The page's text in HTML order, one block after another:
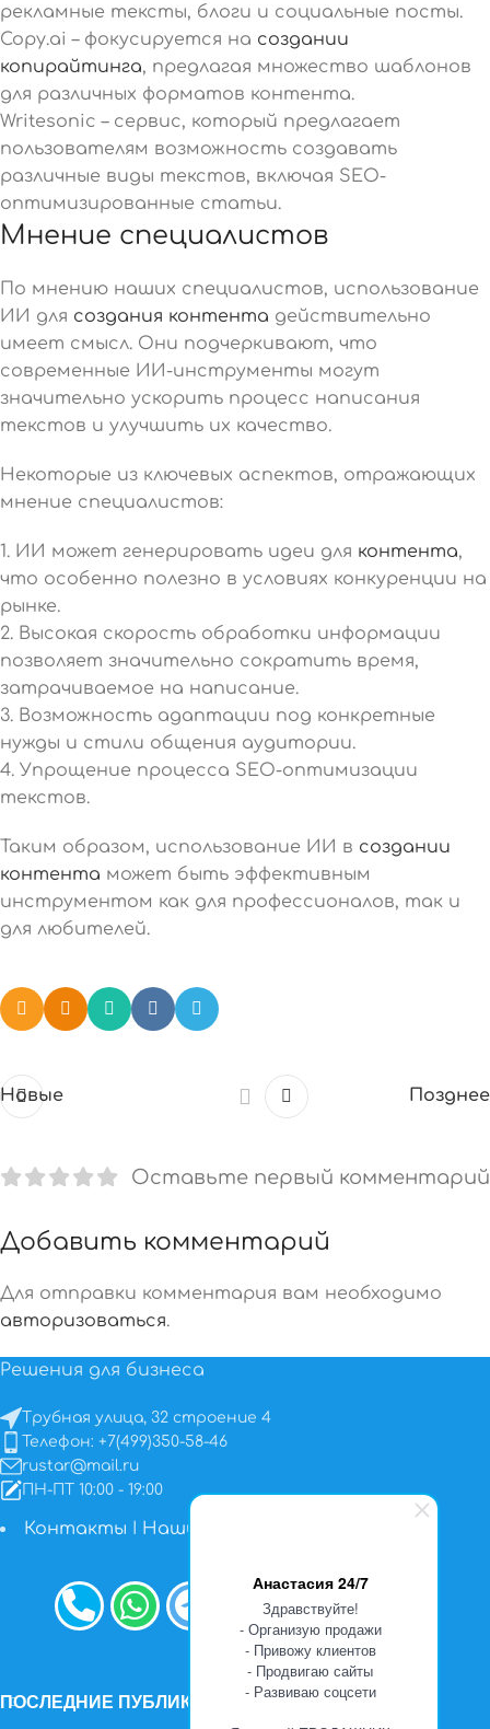
Анастасия 24/7
Здравствуйте!
- Организую продажи
- Привожу клиентов
- Продвигаю сайты
- Развиваю соцсети
рекламные тексты, блоги и социальные посты.
Copy.ai – фокусируется на создании
копирайтинга, предлагая множество шаблонов
для различных форматов контента.
Writesonic – сервис, который предлагает
пользователям возможность создавать
различные виды текстов, включая SEO-
оптимизированные статьи.
Мнение специалистов
По мнению наших специалистов, использование
ИИ для создания контента действительно
имеет смысл. Они подчеркивают, что
современные ИИ-инструменты могут
значительно ускорить процесс написания
текстов и улучшить их качество.
Некоторые из ключевых аспектов, отражающих
мнение специалистов:
1. ИИ может генерировать идеи для контента,
что особенно полезно в условиях конкуренции на
рынке.
2. Высокая скорость обработки информации
позволяет значительно сократить время,
затрачиваемое на написание.
3. Возможность адаптации под конкретные
нужды и стили общения аудитории.
4. Упрощение процесса SEO-оптимизации
текстов.
Таким образом, использование ИИ в создании
контента может быть эффективным
инструментом как для профессионалов, так и
для любителей.
Новые Позднее
Оставьте первый комментарий
Добавить комментарий
Для отправки комментария вам необходимо
авторизоваться.
Решения для бизнеса
Трубная улица, 32 строение 4
Телефон: +7(499)350-58-46
rustar@mail.ru
ПН-ПТ 10:00 - 19:00
Контакты Наши работы
ПОСЛЕДНИЕ ПУБЛИКАЦИИ